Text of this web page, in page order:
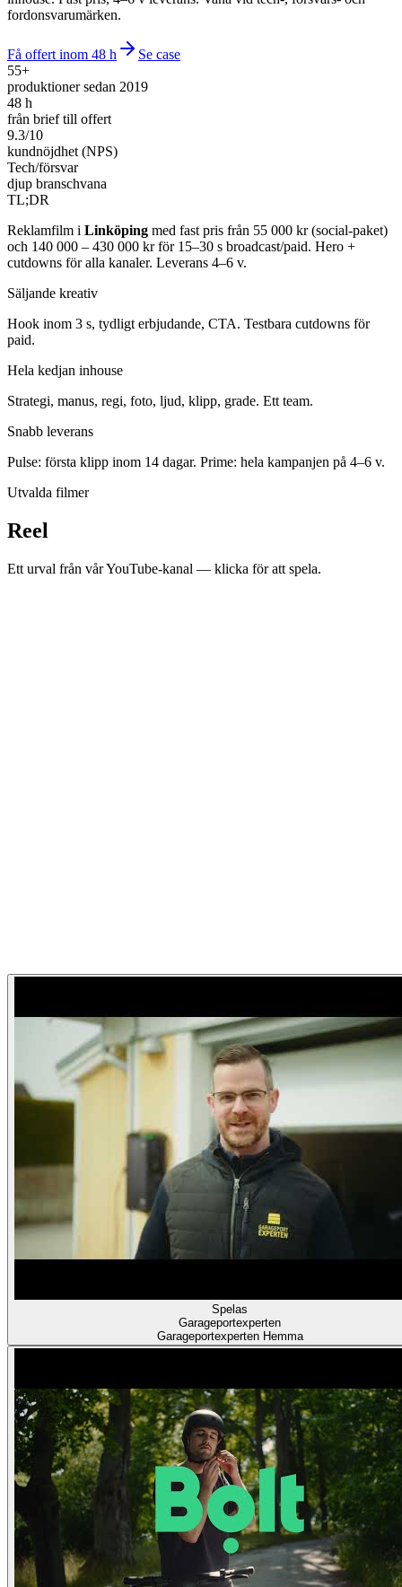
fordonsvarumärken.
Få offert inom 48 h
Se case
55+
produktioner sedan 2019
48 h
från brief till offert
9.3/10
kundnöjdhet (NPS)
Tech/försvar
djup branschvana
TL;DR
Reklamfilm i Linköping med fast pris från 55 000 kr (social-paket)
och 140 000 – 430 000 kr för 15–30 s broadcast/paid. Hero +
cutdowns för alla kanaler. Leverans 4–6 v.
Säljande kreativ
Hook inom 3 s, tydligt erbjudande, CTA. Testbara cutdowns för
paid.
Hela kedjan inhouse
Strategi, manus, regi, foto, ljud, klipp, grade. Ett team.
Snabb leverans
Pulse: första klipp inom 14 dagar. Prime: hela kampanjen på 4–6 v.
Utvalda filmer
Reel
Ett urval från vår YouTube-kanal — klicka för att spela.
Garageportexperten
Spelas
Garageportexperten
Garageportexperten Hemma